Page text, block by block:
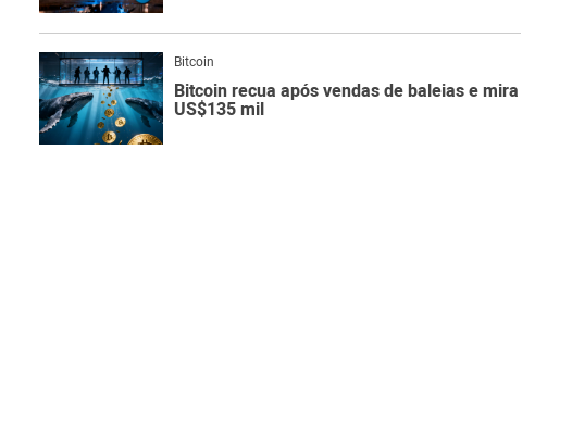
Bitcoin
Bitcoin recua após vendas de baleias e mira
US$135 mil